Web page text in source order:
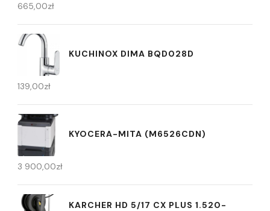
665,00zł
KUCHINOX DIMA BQD028D
139,00zł
KYOCERA-MITA (M6526CDN)
3 900,00zł
KARCHER HD 5/17 CX PLUS 1.520-